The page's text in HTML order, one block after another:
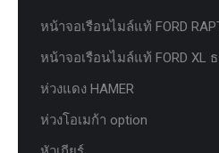
หน้าจอเรือนไมล์แท้ FORD
หน้าจอเรือนไมล์แท้ FORD XL
ห่วงแดง HAMER
ห่วงโอเมก้า option